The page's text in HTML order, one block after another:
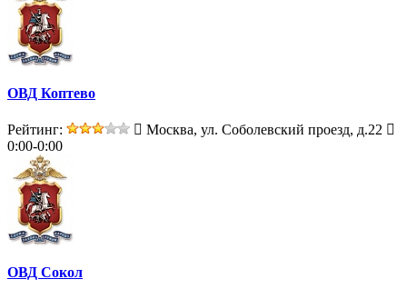
ОВД Коптево
Рейтинг:
Москва, ул. Соболевский проезд, д.22
0:00-0:00
ОВД Сокол